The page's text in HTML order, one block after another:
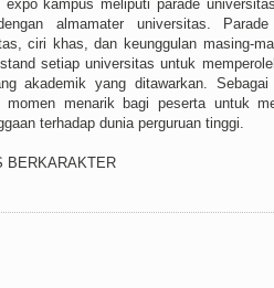
expo kampus meliputi parade
almamater universitas.
ciri khas, dan keunggulan masing-
setiap universitas untuk
akademik yang ditawarkan.
momen menarik bagi peserta untuk
terhadap dunia perguruan tinggi.
BERKARAKTER